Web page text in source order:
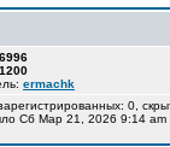
1200
ermachk
зарегистрированных: 0,
Сб Мар 21, 2026 9:14 am